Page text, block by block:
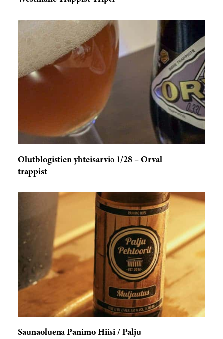
Olutblogistien yhteisarvio 1/28 – Orval
trappist
Saunaoluena Panimo Hiisi / Palju